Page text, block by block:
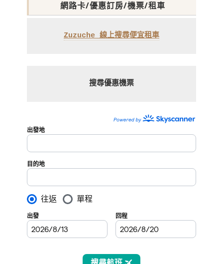
網路卡/優惠訂房/機票/租車
Zuzuche 線上搜尋便宜租車
搜尋優惠機票